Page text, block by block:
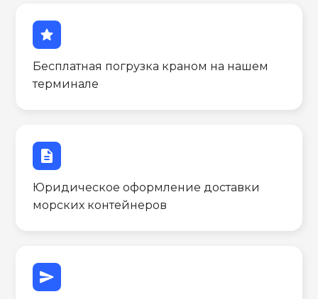
star
Бесплатная погрузка краном на нашем
терминале
description
Юридическое оформление доставки
морских контейнеров
send